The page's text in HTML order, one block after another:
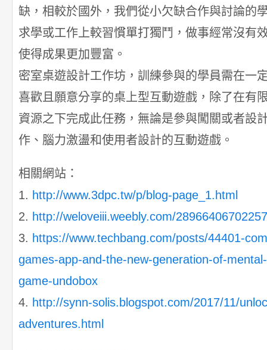
缺，相較於國外，我們從小欠缺合作與討論的
求學或工作上較習慣單打獨鬥，做事經常沒有
使得成果更加豐富。
密室桌遊設計工作坊，訓練參與的學員需在一
喜歡且願意分享的桌上型互動遊戲，除了在有
資源之下完成此任務，無論是參與闖關或者設
作、腦力激盪和使用者設計的互動遊戲。
相關網站：
1. http://www.3dpc.tw/p/blog-page_1.html
2. http://weloveiii.weebly.com/
3. https://www.techbang.com/posts/44401-
games-app-and-the-new-generation-of-
game-undobox
4. http://synn-solis.blogspot.com/2017/11/
adventures.html